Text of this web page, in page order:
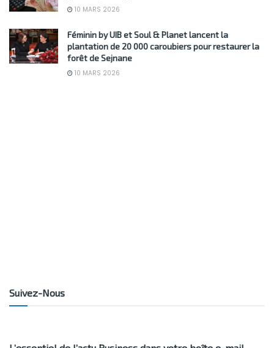
10 MARS 2026
Féminin by UIB et Soul & Planet lancent la
plantation de 20 000 caroubiers pour restaurer la
forêt de Sejnane
10 MARS 2026
Suivez-Nous